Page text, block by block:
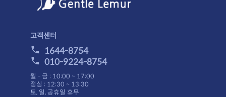
고객센터
1644-8754
010-9224-8754
월 - 금 : 10:00 ~ 17:00
점심 : 12:30 ~ 13:30
토, 일, 공휴일 휴무